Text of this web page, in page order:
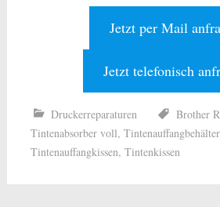
Jetzt per Mail
Jetzt telefonisch
Druckerreparaturen Brother
Tintenabsorber voll,
Tintenauffangkissen, Tintenkissen